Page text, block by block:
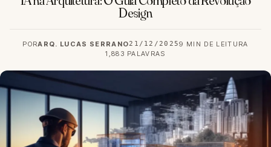
Design
PORARQ. LUCAS SERRANO21/12/20259 MIN DE LEITURA
1,883 PALAVRAS